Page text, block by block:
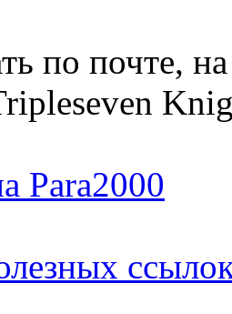
по почте,
Para2000